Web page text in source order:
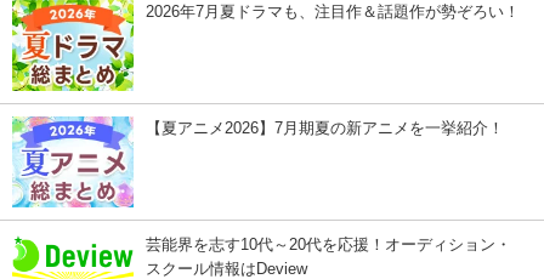
2026年7月夏ドラマも、注目作＆話題作が勢ぞろい！
【夏アニメ2026】7月期夏の新アニメを一挙紹介！
芸能界を志す10代～20代を応援！オーディション・
スクール情報はDeview